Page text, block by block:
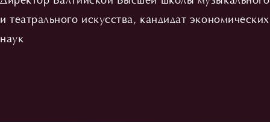
и театрального искусства, кандидат экономических
наук